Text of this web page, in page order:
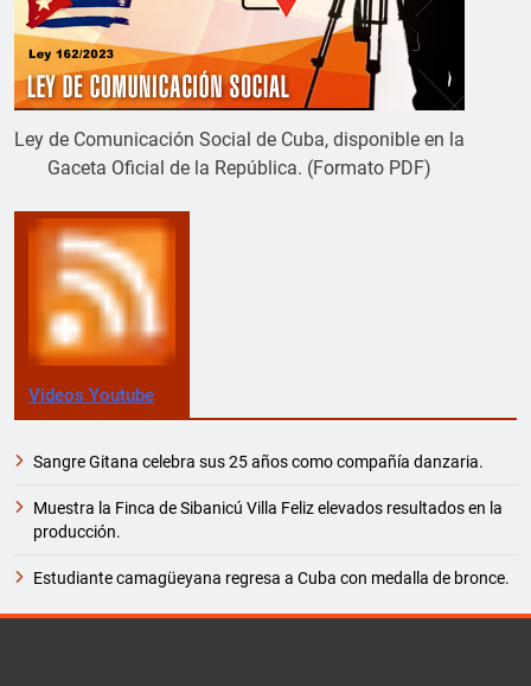
Ley de Comunicación Social de Cuba, disponible en la
Gaceta Oficial de la República. (Formato PDF)
Videos Youtube
Sangre Gitana celebra sus 25 años como compañía danzaria.
Muestra la Finca de Sibanicú Villa Feliz elevados resultados en la
producción.
Estudiante camagüeyana regresa a Cuba con medalla de bronce.